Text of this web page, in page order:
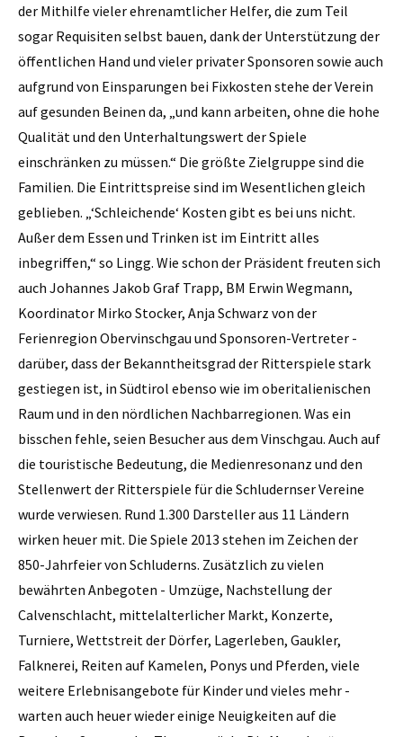
der Mithilfe vieler ehrenamtlicher Helfer, die zum Teil
sogar Requisiten selbst bauen, dank der Unterstützung der
öffentlichen Hand und vieler privater Sponsoren sowie auch
aufgrund von Einsparungen bei Fixkosten stehe der Verein
auf gesunden Beinen da, „und kann arbeiten, ohne die hohe
Qualität und den Unterhaltungswert der Spiele
einschränken zu müssen.“ Die größte Zielgruppe sind die
Familien. Die Eintrittspreise sind im Wesentlichen gleich
geblieben. „‘Schleichende‘ Kosten gibt es bei uns nicht.
Außer dem Essen und Trinken ist im Eintritt alles
inbegriffen,“ so Lingg. Wie schon der Präsident freuten sich
auch Johannes Jakob Graf Trapp, BM Erwin Wegmann,
Koordinator Mirko Stocker, Anja Schwarz von der
Ferienregion ­Obervinschgau und Sponsoren-Vertreter ­
darüber, dass der Bekanntheitsgrad der Ritterspiele stark
gestiegen ist, in Südtirol ebenso wie im oberitalienischen
Raum und in den nördlichen Nachbarregionen. Was ein
bisschen fehle, seien Besucher aus dem Vinschgau. Auch auf
die touristische Bedeutung, die Medienresonanz und den
Stellenwert der Ritterspiele für die Schludernser Vereine
wurde verwiesen. Rund 1.300 Darsteller aus 11 Ländern
wirken heuer mit. Die Spiele 2013 stehen im Zeichen der
850-Jahrfeier von Schluderns. Zusätzlich zu vielen
bewährten Anbegoten - Umzüge, Nachstellung der
Calvenschlacht, mittelalterlicher Markt, Konzerte,
Turniere, Wettstreit der Dörfer, Lagerleben, Gaukler,
Falknerei, Reiten auf Kamelen, Ponys und Pferden, viele
weitere Erlebnisangebote für Kinder und vieles mehr -
warten auch heuer wieder einige Neuigkeiten auf die